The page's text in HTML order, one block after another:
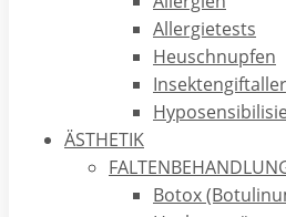
Allergietests
Heuschnupfen
ÄSTHETIK
Botox
aussehen, wenn mein Haarausfall
„warum habe ich nicht so schöne
ausgerechnet diese Person, die ist
ohnehin schon so verwöhnt!“
Die Ursachen für Haarausfall,
Haarwachstumsstörungen sind
angeborenen Faktoren